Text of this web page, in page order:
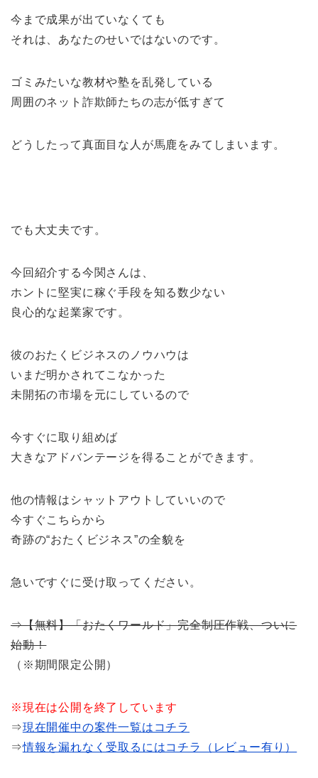
今まで成果が出ていなくても
それは、あなたのせいではないのです。
ゴミみたいな教材や塾を乱発している
周囲のネット詐欺師たちの志が低すぎて
どうしたって真面目な人が馬鹿をみてしまいます。
でも大丈夫です。
今回紹介する今関さんは、
ホントに堅実に稼ぐ手段を知る数少ない
良心的な起業家です。
彼のおたくビジネスのノウハウは
いまだ明かされてこなかった
未開拓の市場を元にしているので
今すぐに取り組めば
大きなアドバンテージを得ることができます。
他の情報はシャットアウトしていいので
今すぐこちらから
奇跡の“おたくビジネス”の全貌を
急いですぐに受け取ってください。
⇒【無料】「おたくワールド」完全制圧作戦、ついに
始動！
（※期間限定公開）
※現在は公開を終了しています
⇒現在開催中の案件一覧はコチラ
⇒情報を漏れなく受取るにはコチラ（レビュー有り）